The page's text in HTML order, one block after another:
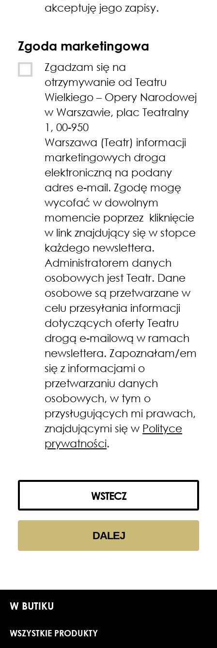
akceptuję jego zapisy.
Zgoda marketingowa
Zgadzam się na
otrzymywanie od Teatru
Wielkiego – Opery Narodowej
w Warszawie, plac Teatralny
1, 00-950
Warszawa (Teatr) informacji
marketingowych droga
elektroniczną na podany
adres e-mail. Zgodę mogę
wycofać w dowolnym
momencie poprzez kliknięcie
w link znajdujący się w stopce
każdego newslettera.
Administratorem danych
osobowych jest Teatr. Dane
osobowe są przetwarzane w
celu przesyłania informacji
dotyczących oferty Teatru
drogą e-mailową w ramach
newslettera. Zapoznałam/em
się z informacjami o
przetwarzaniu danych
osobowych, w tym o
przysługujących mi prawach,
znajdującymi się w Polityce
prywatności.
WSTECZ
DALEJ
W BUTIKU
WSZYSTKIE PRODUKTY